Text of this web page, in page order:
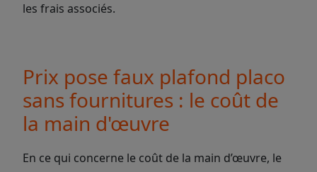
les frais associés.
Prix pose faux plafond placo
sans fournitures : le coût de
la main d'œuvre
En ce qui concerne le coût de la main d’œuvre, le